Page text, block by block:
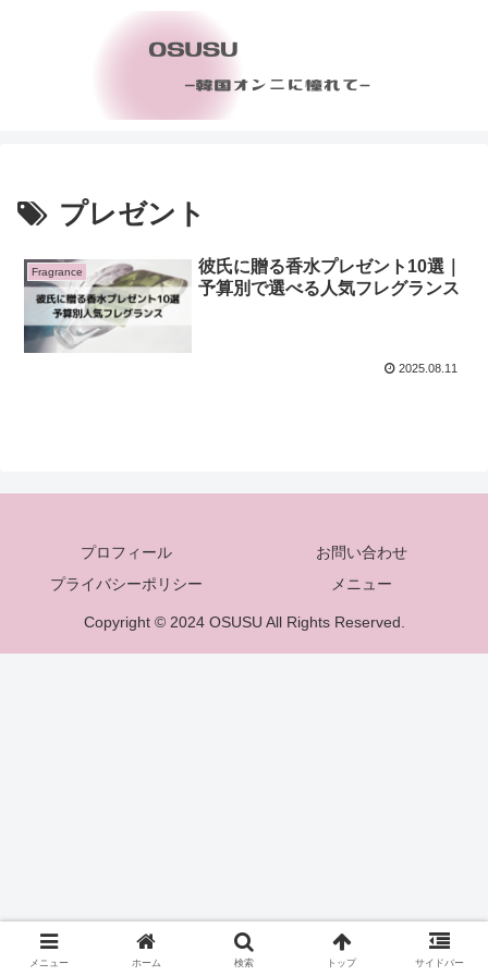
プレゼント
Fragrance
彼氏に贈る香水プレゼント10選｜
予算別で選べる人気フレグランス
2025.08.11
プロフィール
お問い合わせ
プライバシーポリシー
メニュー
Copyright © 2024 OSUSU All Rights Reserved.
メニュー ホーム 検索 トップ サイドバー